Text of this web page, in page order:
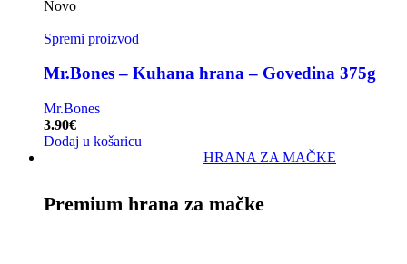
Novo
Spremi proizvod
Mr.Bones – Kuhana hrana – Govedina 375g
Mr.Bones
3.90€
Dodaj u košaricu
HRANA ZA MAČKE
Premium hrana za mačke